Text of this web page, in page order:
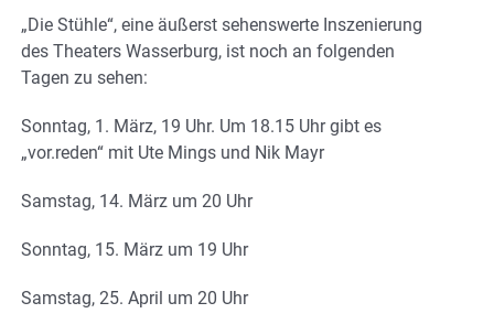
„Die Stühle“, eine äußerst sehenswerte Inszenierung
des Theaters Wasserburg, ist noch an folgenden
Tagen zu sehen:
Sonntag, 1. März, 19 Uhr. Um 18.15 Uhr gibt es
„vor.reden“ mit Ute Mings und Nik Mayr
Samstag, 14. März um 20 Uhr
Sonntag, 15. März um 19 Uhr
Samstag, 25. April um 20 Uhr